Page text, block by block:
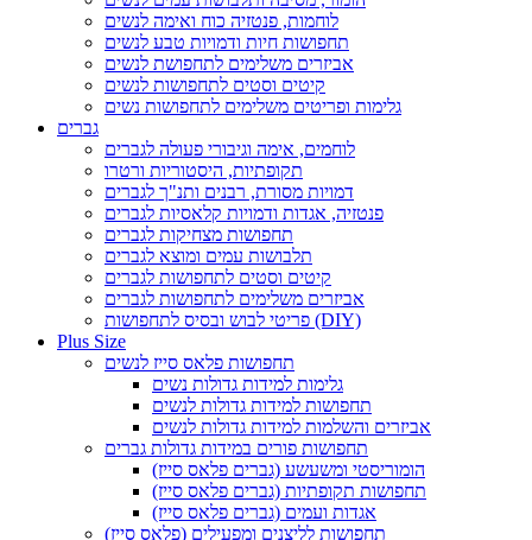
לוחמות, פנטזיה כוח ואימה לנשים
תחפושות חיות ודמויות טבע לנשים
אביזרים משלימים לתחפושת לנשים
קיטים וסטים לתחפושות לנשים
גלימות ופריטים משלימים לתחפושות נשים
גברים
לוחמים, אימה וגיבורי פעולה לגברים
תקופתיות, היסטוריות ורטרו
דמויות מסורת, רבנים ותנ"ך לגברים
פנטזיה, אגדות ודמויות קלאסיות לגברים
תחפושות מצחיקות לגברים
תלבושות עמים ומוצא לגברים
קיטים וסטים לתחפושות לגברים
אביזרים משלימים לתחפושות לגברים
פריטי לבוש ובסיס לתחפושות (DIY)
Plus Size
תחפושות פלאס סייז לנשים
גלימות למידות גדולות נשים
תחפושות למידות גדולות לנשים
אביזרים והשלמות למידות גדולות לנשים
תחפושות פורים במידות גדולות גברים
הומוריסטי ומשעשע (גברים פלאס סייז)
תחפושות תקופתיות (גברים פלאס סייז)
אגדות ועמים (גברים פלאס סייז)
תחפושות לליצנים ומפעילים (פלאס סייז)